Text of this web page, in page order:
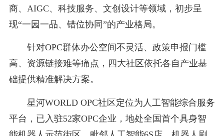
商、AIGC、科技服务、文创设计等领域，初步呈
现“一园一品、错位协同”的产业格局。
针对OPC群体办公空间不灵活、政策申报门槛
高、资源链接难等痛点，四大社区依托各自产业基
础提供精准解决方案。
星河WORLD OPC社区定位为人工智能综合服务
平台，已入驻52家OPC企业，地处全国首个具身智